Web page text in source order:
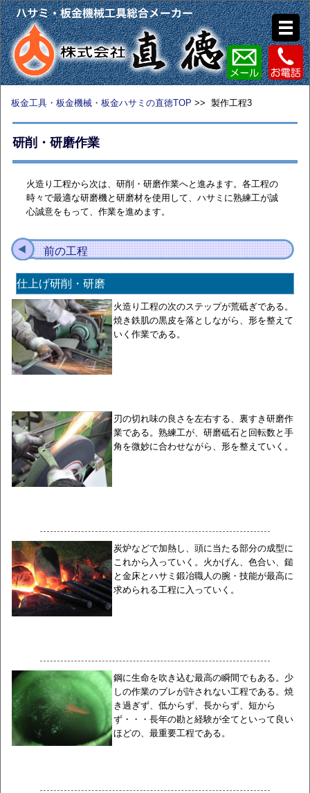
板金工具・板金機械・板金ハサミの直徳TOP >> 製作工程3
研削・研磨作業
火造り工程から次は、研削・研磨作業へと進みます。各工程の
時々で最適な研磨機と研磨材を使用して、ハサミに熟練工が誠
心誠意をもって、作業を進めます。
前の工程
仕上げ研削・研磨
火造り工程の次のステップが荒砥ぎである。
焼き鉄肌の黒皮を落としながら、形を整えて
いく作業である。
刃の切れ味の良さを左右する、裏すき研磨作
業である。熟練工が、研磨砥石と回転数と手
角を微妙に合わせながら、形を整えていく。
炭炉などで加熱し、頭に当たる部分の成型に
これから入っていく。火かげん、色合い、鎚
と金床とハサミ鍛冶職人の腕・技能が最高に
求められる工程に入っていく。
鋼に生命を吹き込む最高の瞬間でもある。少
しの作業のブレが許されない工程である。焼
き過ぎず、低からず、長からず、短から
ず・・・長年の勘と経験が全てといって良い
ほどの、最重要工程である。